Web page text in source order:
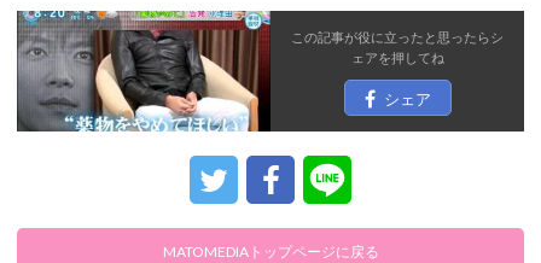
この記事が役に立ったと思ったら シ
ェアを押してね
シェア
MATOMEDIAトップページに戻る